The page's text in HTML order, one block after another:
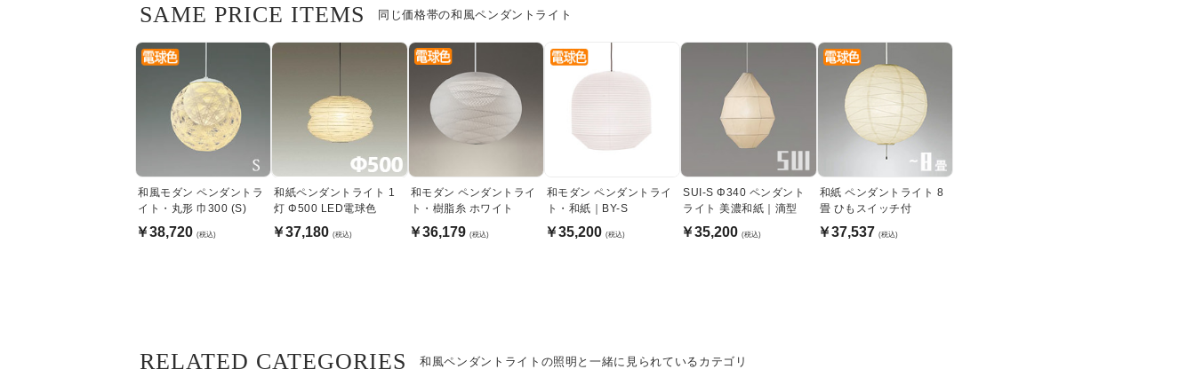
同じ価格帯の和風ペンダントライト
SAME PRICE ITEMS
和風モダン ペンダントラ
イト・丸形 巾300 (S)
￥38,720 (税込)
和紙ペンダントライト 1
灯 Φ500 LED電球色
￥37,180 (税込)
和モダン ペンダントライ
ト・樹脂糸 ホワイト
￥36,179 (税込)
和モダン ペンダントライ
ト・和紙｜BY-S
￥35,200 (税込)
SUI-S Φ340 ペンダント
ライト 美濃和紙｜滴型
￥35,200 (税込)
和紙 ペンダントライト 8
畳 ひもスイッチ付
￥37,537 (税込)
和風ペンダントライトの照明と一緒に見られているカテゴリ
RELATED CATEGORIES